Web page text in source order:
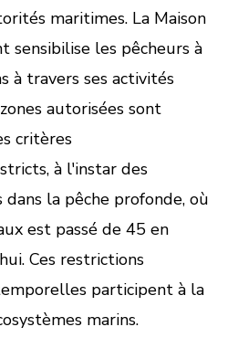
maritimes. La Maison
sensibilise les pêcheurs à
à travers ses activités
autorisées sont
critères
à l'instar des
la pêche profonde, où
est passé de 45 en
Ces restrictions
participent à la
marins.